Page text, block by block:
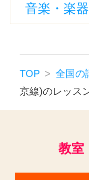
北朝霞駅
志木駅(埼
和光市駅
さいたま
越谷レイ
鴻巣駅(3)
東大宮駅
音楽・楽
TOP 全国の
京線)のレッス
教室